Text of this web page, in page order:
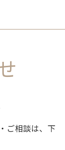
ご相談は、下